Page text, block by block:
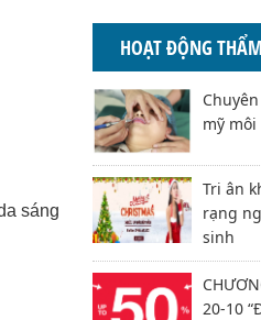
sáng
HOẠT ĐỘNG
mỹ
Tri ân
rạng
sinh
20-10